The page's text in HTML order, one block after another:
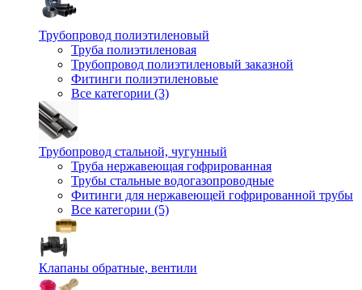
Трубопровод полиэтиленовый
Труба полиэтиленовая
Трубопровод полиэтиленовый заказной
Фитинги полиэтиленовые
Все категории (3)
Трубопровод стальной, чугунный
Труба нержавеющая гофрированная
Трубы стальные водогазопроводные
Фитинги для нержавеющей гофрированной трубы
Все категории (5)
Клапаны обратные, вентили